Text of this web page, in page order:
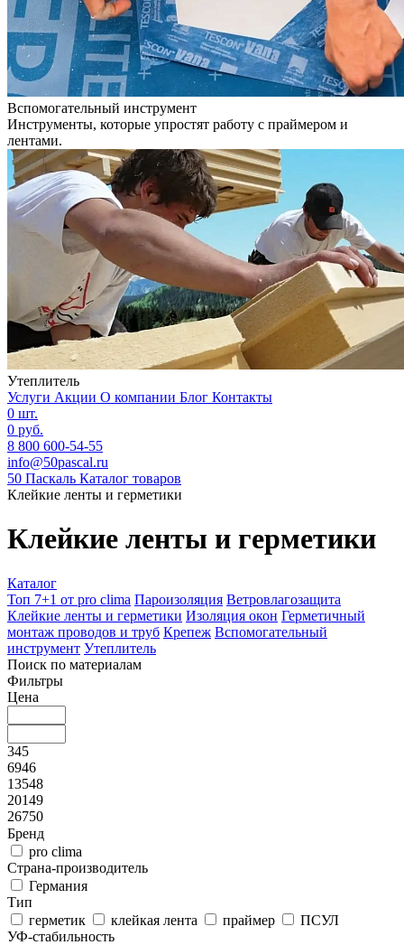
Вспомогательный инструмент
Инструменты, которые упростят работу с праймером и
лентами.
Утеплитель
Услуги Акции О компании Блог Контакты
0 шт.
0 руб.
8 800 600-54-55
info@50pascal.ru
50 Паскаль Каталог товаров
Клейкие ленты и герметики
Клейкие ленты и герметики
Каталог
Топ 7+1 от pro clima Пароизоляция Ветровлагозащита
Клейкие ленты и герметики Изоляция окон Герметичный
монтаж проводов и труб Крепеж Вспомогательный
инструмент Утеплитель
Поиск по материалам
Фильтры
Цена
345
6946
13548
20149
26750
Бренд
pro clima
Страна-производитель
Германия
Тип
герметик
клейкая лента праймер
ПСУЛ
УФ-стабильность